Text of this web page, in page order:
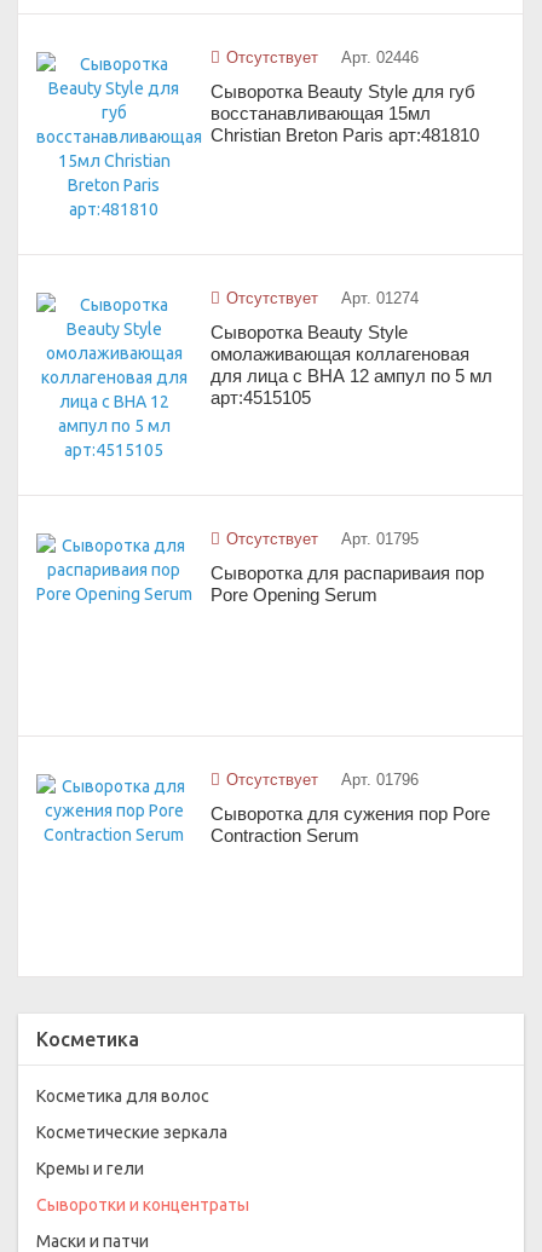
Отсутствует Арт. 02446
Сыворотка Beauty Style для губ
восстанавливающая 15мл
Christian Breton Paris арт:481810
Отсутствует Арт. 01274
Сыворотка Beauty Style
омолаживающая коллагеновая
для лица с ВНА 12 ампул по 5 мл
арт:4515105
Отсутствует Арт. 01795
Сыворотка для распариваия пор
Pore Opening Serum
Отсутствует Арт. 01796
Сыворотка для сужения пор Pore
Contraction Serum
Косметика
Косметика для волос
Косметические зеркала
Кремы и гели
Сыворотки и концентраты
Маски и патчи